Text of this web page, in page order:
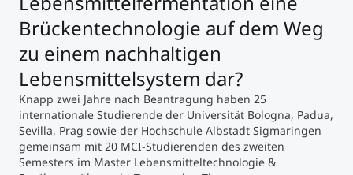
Management-Seminare
Technische Weiterbildung
Maßgeschneiderte Programme
Brückentechnologie auf dem Weg
zu einem nachhaltigen
Lebensmittelsystem dar?
Knapp zwei Jahre nach Beantragung haben 25
internationale Studierende der Universität Bologna, Padua,
Sevilla, Prag sowie der Hochschule Albstadt Sigmaringen
gemeinsam mit 20 MCI-Studierenden des zweiten
Semesters im Master Lebensmitteltechnologie &